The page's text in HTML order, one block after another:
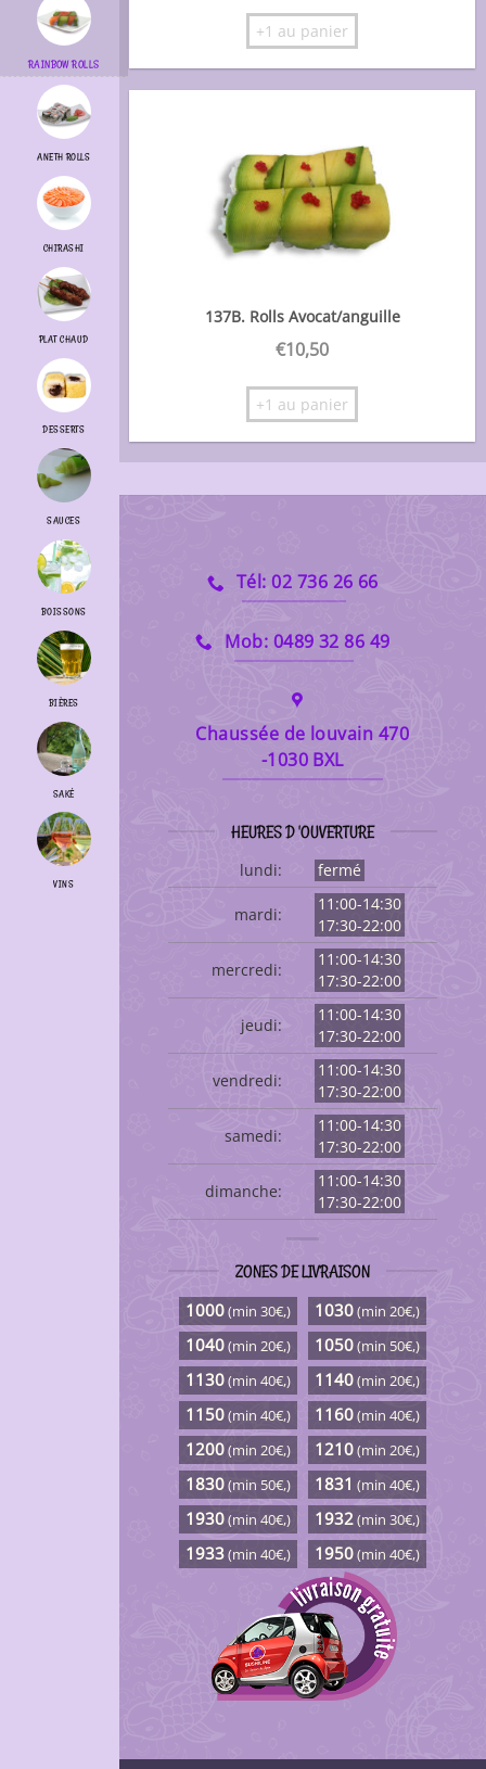
RAINBOW ROLLS
ANETH ROLLS
CHIRASHI
PLAT CHAUD
DESSERTS
SAUCES
BOISSONS
BIÈRES
SAKÉ
VINS
+1 au panier
137B. Rolls Avocat/anguille
€10,50
+1 au panier
Tél: 02 736 26 66
Mob: 0489 32 86 49
Chaussée de louvain 470
-1030 BXL
HEURES D 'OUVERTURE
lundi:
fermé
mardi:
11:00-14:30
17:30-22:00
mercredi:
11:00-14:30
17:30-22:00
jeudi:
11:00-14:30
17:30-22:00
vendredi:
11:00-14:30
17:30-22:00
samedi:
11:00-14:30
17:30-22:00
dimanche:
11:00-14:30
17:30-22:00
ZONES DE LIVRAISON
1000(min 30€,) 1030(min 20€,)
1040(min 20€,) 1050(min 50€,)
1130(min 40€,) 1140(min 20€,)
1150(min 40€,) 1160(min 40€,)
1200(min 20€,) 1210(min 20€,)
1830(min 50€,) 1831 (min 40€,)
1930(min 40€,) 1932(min 30€,)
1933(min 40€,) 1950(min 40€,)